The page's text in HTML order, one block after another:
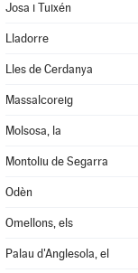
Josa i Tuixén
Lladorre
Lles de Cerdanya
Massalcoreig
Molsosa, la
Montoliu de Segarra
Odèn
Omellons, els
Palau d'Anglesola, el